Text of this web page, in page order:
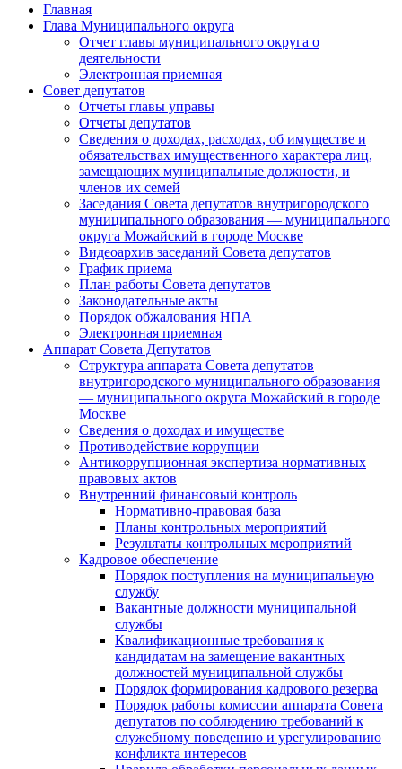
Главная
Глава Муниципального округа
Отчет главы муниципального округа о
деятельности
Электронная приемная
Совет депутатов
Отчеты главы управы
Отчеты депутатов
Сведения о доходах, расходах, об имуществе и
обязательствах имущественного характера лиц,
замещающих муниципальные должности, и
членов их семей
Заседания Совета депутатов внутригородского
муниципального образования — муниципального
округа Можайский в городе Москве
Видеоархив заседаний Совета депутатов
График приема
План работы Совета депутатов
Законодательные акты
Порядок обжалования НПА
Электронная приемная
Аппарат Совета Депутатов
Структура аппарата Совета депутатов
внутригородского муниципального образования
— муниципального округа Можайский в городе
Москве
Сведения о доходах и имуществе
Противодействие коррупции
Антикоррупционная экспертиза нормативных
правовых актов
Внутренний финансовый контроль
Нормативно-правовая база
Планы контрольных мероприятий
Результаты контрольных мероприятий
Кадровое обеспечение
Порядок поступления на муниципальную
службу
Вакантные должности муниципальной
службы
Квалификационные требования к
кандидатам на замещение вакантных
должностей муниципальной службы
Порядок формирования кадрового резерва
Порядок работы комиссии аппарата Совета
депутатов по соблюдению требований к
служебному поведению и урегулированию
конфликта интересов